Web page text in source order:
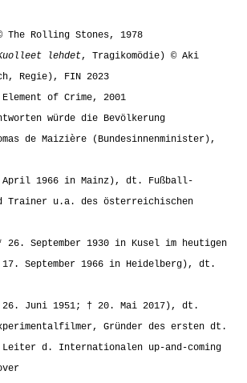
Rolling Stones, 1978
lehdet, Tragikomödie) © Aki
Regie), FIN 2023
of Crime, 2001
würde die Bevölkerung
de Maizière (Bundesinnenminister),
April 1966 in Mainz), dt. Fußball-
Trainer u.a. des österreichischen
September 1930 in Kusel im heutigen
September 1966 in Heidelberg), dt.
Juni 1951; † 20. Mai 2017), dt.
Gründer des ersten dt.
Leiter d. Internationalen up-and-coming